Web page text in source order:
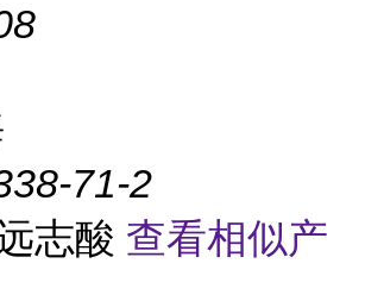
71-2
志酸 查看相似产